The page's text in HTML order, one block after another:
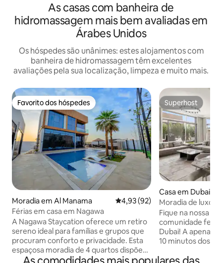
As casas com banheira de
hidromassagem mais bem avaliadas em
Árabes Unidos
Os hóspedes são unânimes: estes alojamentos com
banheira de hidromassagem têm excelentes
avaliações pela sua localização, limpeza e muito mais.
Favorito dos hóspedes
Favorito dos hóspedes
Moradia em Al Manama Classificação média de 4,93
4,93 (92)
Férias em casa em Nagawa
A Nagawa Staycation oferece um retiro
sereno ideal para famílias e grupos que
procuram conforto e privacidade. Esta
espaçosa moradia de 4 quartos dispõe
de uma piscina privada, banheira de
Superhost
Superhost
Casa em Dubai
Moradia de luxo
zona de
Fique na nossa
comunidade
Dubai! A apenas 5 minutos do metro, a
10 minutos dos
Jumeirah. A unidade de 350 m² possui 4